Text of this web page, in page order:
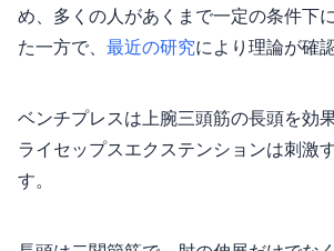
め、多くの人があくまで一定の条件下
た一方で、 最近の研究により理論が確
ベンチプレスは上腕三頭筋の長頭を効
ライセップスエクステンションは刺激
す。